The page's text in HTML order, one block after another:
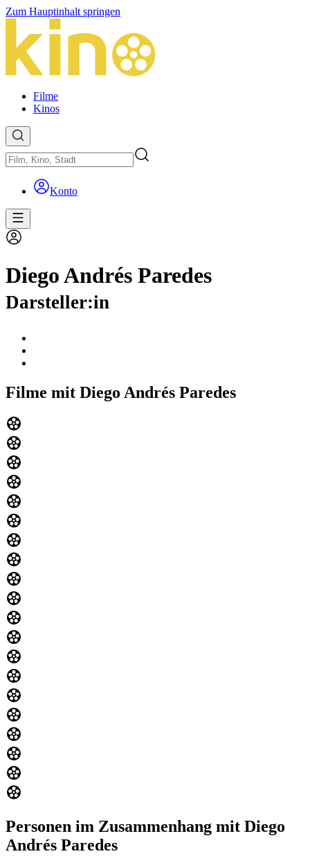
Zum Hauptinhalt springen
Filme
Kinos
Konto
Diego Andrés Paredes
Darsteller:in
Filme mit Diego Andrés Paredes
Personen im Zusammenhang mit Diego
Andrés Paredes